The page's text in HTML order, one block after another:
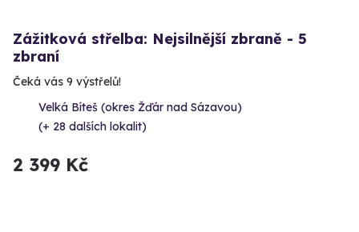
Zážitková střelba: Nejsilnější zbraně - 5
zbraní
Čeká vás 9 výstřelů!
Velká Bíteš (okres Žďár nad Sázavou)
(+ 28 dalších lokalit)
2 399 Kč